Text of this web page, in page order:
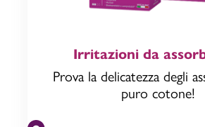
Irritazioni da
Prova la delicatezza degli
puro cotone!